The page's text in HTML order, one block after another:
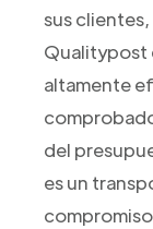
sus
Qualitypost
altamente
del
es un